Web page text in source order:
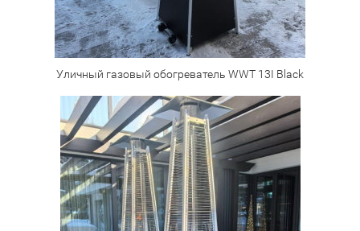
Уличный газовый обогреватель WWT 13I Black